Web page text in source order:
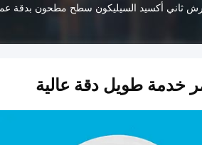
ثاني أكسيد السيليكون سطح مطحون بدقة
طويل دقة عالية